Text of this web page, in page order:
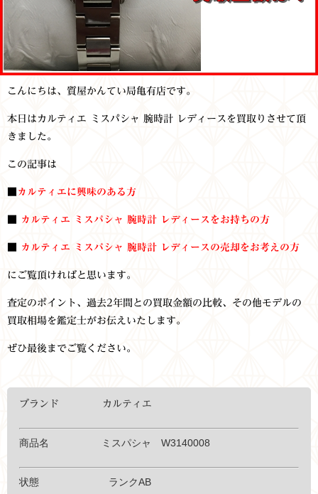
こんにちは、質屋かんてい局亀有店です。
本日はカルティエ ミスパシャ 腕時計 レディースを買取りさせて頂
きました。
この記事は
カルティエに興味のある方
カルティエ ミスパシャ 腕時計 レディースをお持ち の方
カルティエ ミスパシャ 腕時計 レディースの売却をお考えの方
にご覧頂ければと思います。
査定のポイント、過去2年間との買取金額の比較、その他モデルの
買取相場を鑑定士がお伝えいたします。
ぜひ最後までご覧ください。
ブランド カルティエ
商品名 ミスパシャ W3140008
状態 ランクAB